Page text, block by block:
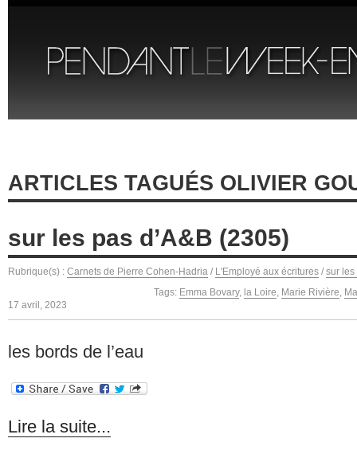
ARTICLES TAGUÉS OLIVIER
sur les pas d’A&B (2305)
Rubrique(s) : Carnets de Pierre Cohen-Hadria / L'Employé aux écritures / sur les
Tags: Emma Bovary, la Loire, Marie Rivière,
17 avril, 2023
les bords de l’eau
Lire la suite...